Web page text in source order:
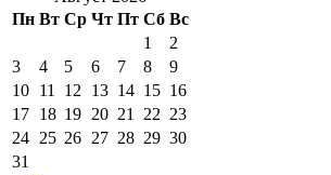
Пн Вт Ср Чт Пт Сб Вс
1
2
3
4 5 6 7 8
9
10 11 12 13 14 15 16
17 18 19 20 21 22 23
24 25 26 27 28 29 30
31